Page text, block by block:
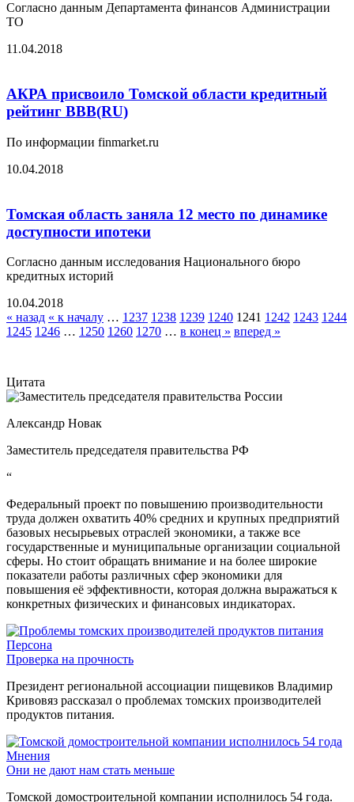
Согласно данным Департамента финансов Администрации
ТО
11.04.2018
АКРА присвоило Томской области кредитный
рейтинг BBB(RU)
По информации finmarket.ru
10.04.2018
Томская область заняла 12 место по динамике
доступности ипотеки
Согласно данным исследования Национального бюро
кредитных историй
10.04.2018
« назад « к началу … 1237 1238 1239 1240 1241 1242 1243 1244
1245 1246 … 1250 1260 1270 … в конец » вперед »
Цитата
Александр Новак
Заместитель председателя правительства РФ
“
Федеральный проект по повышению производительности
труда должен охватить 40% средних и крупных предприятий
базовых несырьевых отраслей экономики, а также все
государственные и муниципальные организации социальной
сферы. Но стоит обращать внимание и на более широкие
показатели работы различных сфер экономики для
повышения её эффективности, которая должна выражаться к
конкретных физических и финансовых индикаторах.
Персона
Проверка на прочность
Президент региональной ассоциации пищевиков Владимир
Кривовяз рассказал о проблемах томских производителей
продуктов питания.
Мнения
Они не дают нам стать меньше
Томской домостроительной компании исполнилось 54 года.